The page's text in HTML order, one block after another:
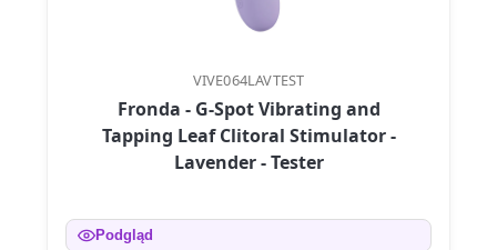
VIVE064LAVTEST
Fronda - G-Spot Vibrating and
Tapping Leaf Clitoral Stimulator -
Lavender - Tester
Podgląd